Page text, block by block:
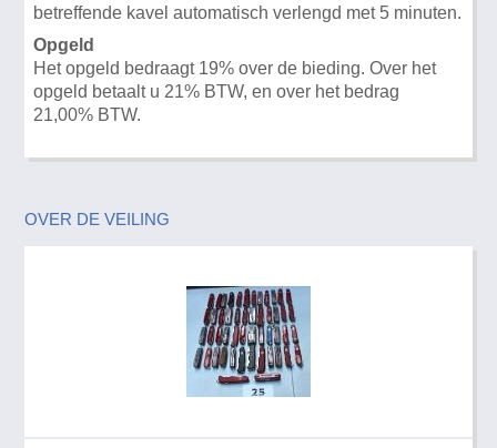
betreffende kavel automatisch verlengd met 5 minuten.
Opgeld
Het opgeld bedraagt 19% over de bieding. Over het
opgeld betaalt u 21% BTW, en over het bedrag
21,00% BTW.
OVER DE VEILING